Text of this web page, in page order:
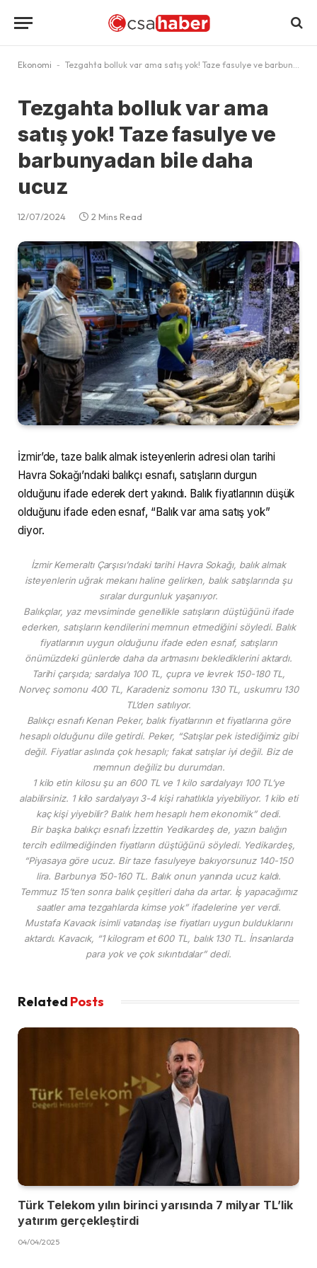
Ekonomi - Tezgahta bolluk var ama satış yok! Taze fasulye ve barbunyadan bile daha ucuz
Tezgahta bolluk var ama
satış yok! Taze fasulye ve
barbunyadan bile daha
ucuz
12/07/2024 2 Mins Read
İzmir’de, taze balık almak isteyenlerin adresi olan tarihi
Havra Sokağı’ndaki balıkçı esnafı, satışların durgun
olduğunu ifade ederek dert yakındı. Balık fiyatlarının düşük
olduğunu ifade eden esnaf, “Balık var ama satış yok”
diyor.
İzmir Kemeraltı Çarşısı’ndaki tarihi Havra Sokağı, balık almak
isteyenlerin uğrak mekanı haline gelirken, balık satışlarında şu
sıralar durgunluk yaşanıyor.
Balıkçılar, yaz mevsiminde genellikle satışların düştüğünü ifade
ederken, satışların kendilerini memnun etmediğini söyledi. Balık
fiyatlarının uygun olduğunu ifade eden esnaf, satışların
önümüzdeki günlerde daha da artmasını beklediklerini aktardı.
Tarihi çarşıda; sardalya 100 TL, çupra ve levrek 150-180 TL,
Norveç somonu 400 TL, Karadeniz somonu 130 TL, uskumru 130
TL’den satılıyor.
Balıkçı esnafı Kenan Peker, balık fiyatlarının et fiyatlarına göre
hesaplı olduğunu dile getirdi. Peker, “Satışlar pek istediğimiz gibi
değil. Fiyatlar aslında çok hesaplı; fakat satışlar iyi değil. Biz de
memnun değiliz bu durumdan.
1 kilo etin kilosu şu an 600 TL ve 1 kilo sardalyayı 100 TL’ye
alabilirsiniz. 1 kilo sardalyayı 3-4 kişi rahatlıkla yiyebiliyor. 1 kilo eti
kaç kişi yiyebilir? Balık hem hesaplı hem ekonomik” dedi.
Bir başka balıkçı esnafı İzzettin Yedikardeş de, yazın balığın
tercih edilmediğinden fiyatların düştüğünü söyledi. Yedikardeş,
“Piyasaya göre ucuz. Bir taze fasulyeye bakıyorsunuz 140-150
lira. Barbunya 150-160 TL. Balık onun yanında ucuz kaldı.
Temmuz 15’ten sonra balık çeşitleri daha da artar. İş yapacağımız
saatler ama tezgahlarda kimse yok” ifadelerine yer verdi.
Mustafa Kavacık isimli vatandaş ise fiyatları uygun bulduklarını
aktardı. Kavacık, “1 kilogram et 600 TL, balık 130 TL. İnsanlarda
para yok ve çok sıkıntıdalar” dedi.
Related Posts
Türk Telekom yılın birinci yarısında 7 milyar TL’lik
yatırım gerçekleştirdi
04/04/2025